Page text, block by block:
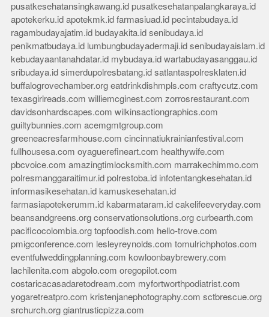
pusatkesehatansingkawang.id pusatkesehatanpalangkaraya.id
apotekerku.id apotekmk.id farmasiuad.id pecintabudaya.id
ragambudayajatim.id budayakita.id senibudaya.id
penikmatbudaya.id lumbungbudayadermaji.id senibudayaislam.id
kebudayaantanahdatar.id mybudaya.id wartabudayasanggau.id
sribudaya.id simerdupolresbatang.id satlantaspolresklaten.id
buffalogrovechamber.org eatdrinkdishmpls.com craftycutz.com
texasgirlreads.com williemcginest.com zorrosrestaurant.com
davidsonhardscapes.com wilkinsactiongraphics.com
guiltybunnies.com acemgmtgroup.com
greeneacresfarmhouse.com cincinnatiukrainianfestival.com
fullhousesa.com oyaguerefineart.com healthywife.com
pbcvoice.com amazingtimlocksmith.com marrakechimmo.com
polresmanggaraitimur.id polrestoba.id infotentangkesehatan.id
informasikesehatan.id kamuskesehatan.id
farmasiapotekerumm.id kabarmataram.id cakelifeeveryday.com
beansandgreens.org conservationsolutions.org curbearth.com
pacificocolombia.org topfoodish.com hello-trove.com
pmigconference.com lesleyreynolds.com tomulrichphotos.com
eventfulweddingplanning.com kowloonbaybrewery.com
lachilenita.com abgolo.com oregopilot.com
costaricacasadaretodream.com myfortworthpodiatrist.com
yogaretreatpro.com kristenjanephotography.com sctbrescue.org
srchurch.org giantrusticpizza.com